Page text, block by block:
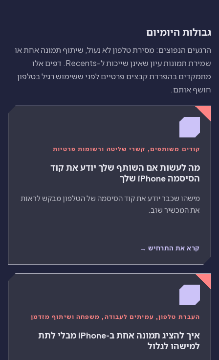
גבולות היומיום
הרגעים הנפוצים: מסירת טלפון לא נעול, שיתוף תמונה אחת או
שמירת תמונות עיון שאינן שייכות ל-Recents. דפים אלו
מתמקדים בהפרדת קבצים פרטיים לפני ששימוש רגיל בטלפון
חושף אותם.
קודים משותפים, קשרי שליטה ורשומות פרטיות
מה לעשות אם השותף שלך יודע את קוד
הסיסמה iPhone שלך
מישהו שכבר יודע את קוד הסיסמה של הטלפון מבקש לראות
את המכשיר שוב.
קרא את התרחיש →
העברת טלפון, עמיתים לעבודה, משפחה ושיתוף מזדמן
איך להציג תמונה אחת ב-iPhone מבלי לתת
למישהו לגלול